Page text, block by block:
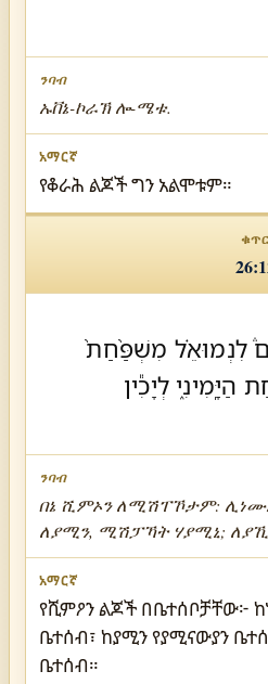
ኡቨኔ-ኮራኽ ሎ-ሜቱ.
የቆራሕ ልጆች ግን አልሞቱም።
לִנְמוּאֵ֗ל מִשְׁפַּ֨חַת֙
הַיָּֽמִינִ֑י לְיָכִ֕ין
በኔ ሺምኦን ለሚሽፐኾታም:
ለያሚን, ሚሽፓኻት ሃያሚኒ;
የሺምዖን ልጆች በቤተሰቦቻቸው፦
ቤተሰብ፣ ከያሚን የያሚናውያን
ቤተሰብ።